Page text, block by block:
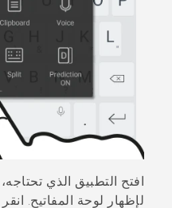
افتح التطبيق الذي
لإظهار لوحة المفاتيح.